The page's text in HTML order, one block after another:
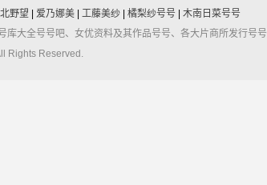
北野望 爱乃娜美| 工藤美纱| 橘梨纱号号| 木南日菜号号
大全号号吧、女优资料及其作品号号、各大片商所发行号号
Rights Reserved.